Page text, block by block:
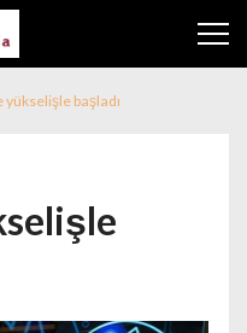
yükselişle başladı